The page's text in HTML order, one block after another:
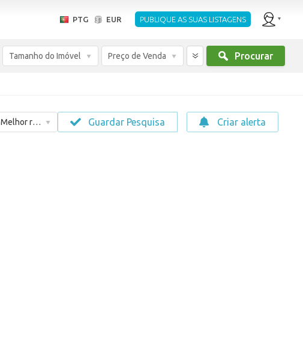
PTG EUR PUBLIQUE AS SUAS LISTAGENS
Tamanho do Imóvel Preço de Venda Procurar
Melhor resultado Guardar Pesquisa Criar alerta